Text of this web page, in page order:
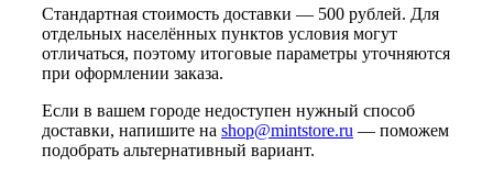
Стандартная стоимость доставки — 500 рублей. Для
отдельных населённых пунктов условия могут
отличаться, поэтому итоговые параметры уточняются
при оформлении заказа.
Если в вашем городе недоступен нужный способ
доставки, напишите на shop@mintstore.ru — поможем
подобрать альтернативный вариант.